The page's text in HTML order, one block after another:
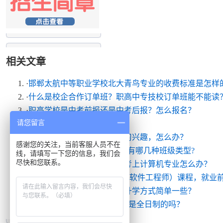
相关文章
·邯郸太航中等职业学校北大青鸟专业的收费标准是怎样
·什么是校企合作订单班？职高中专技校订单班能不能读？
·职高学校是中考前报还是中考后报？怎么报名？
·北京经贸职业学院介绍
选择了职业教育，却没有学习兴趣，怎么办？
·中专就业班可以升学吗?中专有哪几种班级类型?
·北京北大青鸟解答：高考没考上计算机专业怎么办？
·北大青鸟解答：学习ACCP（软件工程师）课程，就业
·中专升大专怎么升？哪一种升学方式简单一些？
初中毕业读3+2是什么学历？是全日制的吗？
请您留言
感谢您的关注，当前客服人员不在
线，请填写一下您的信息，我们会
尽快和您联系。